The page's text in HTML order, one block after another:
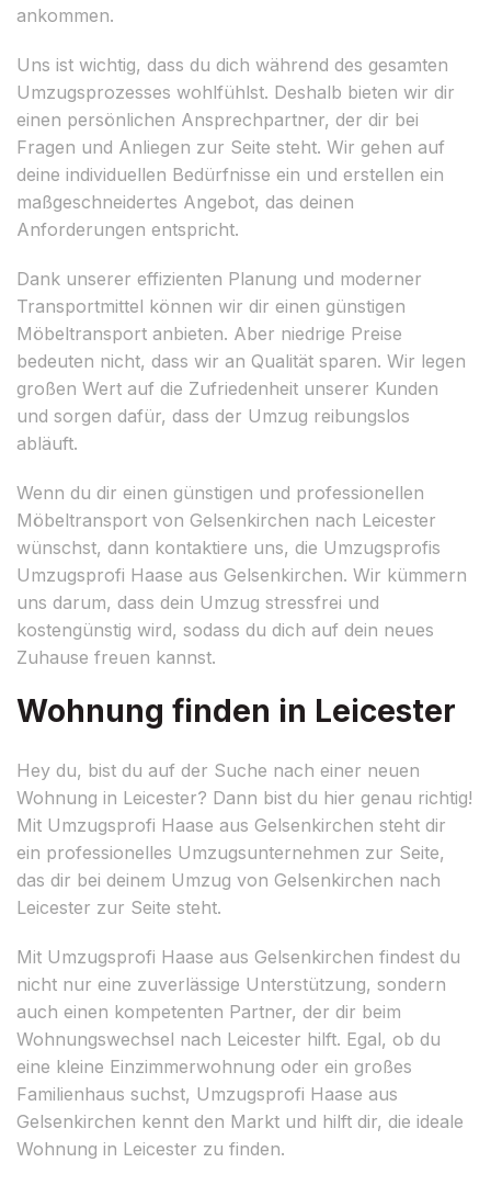
ankommen.
Uns ist wichtig, dass du dich während des gesamten
Umzugsprozesses wohlfühlst. Deshalb bieten wir dir
einen persönlichen Ansprechpartner, der dir bei
Fragen und Anliegen zur Seite steht. Wir gehen auf
deine individuellen Bedürfnisse ein und erstellen ein
maßgeschneidertes Angebot, das deinen
Anforderungen entspricht.
Dank unserer effizienten Planung und moderner
Transportmittel können wir dir einen günstigen
Möbeltransport anbieten. Aber niedrige Preise
bedeuten nicht, dass wir an Qualität sparen. Wir legen
großen Wert auf die Zufriedenheit unserer Kunden
und sorgen dafür, dass der Umzug reibungslos
abläuft.
Wenn du dir einen günstigen und professionellen
Möbeltransport von Gelsenkirchen nach Leicester
wünschst, dann kontaktiere uns, die Umzugsprofis
Umzugsprofi Haase aus Gelsenkirchen. Wir kümmern
uns darum, dass dein Umzug stressfrei und
kostengünstig wird, sodass du dich auf dein neues
Zuhause freuen kannst.
Wohnung finden in Leicester
Hey du, bist du auf der Suche nach einer neuen
Wohnung in Leicester? Dann bist du hier genau richtig!
Mit Umzugsprofi Haase aus Gelsenkirchen steht dir
ein professionelles Umzugsunternehmen zur Seite,
das dir bei deinem Umzug von Gelsenkirchen nach
Leicester zur Seite steht.
Mit Umzugsprofi Haase aus Gelsenkirchen findest du
nicht nur eine zuverlässige Unterstützung, sondern
auch einen kompetenten Partner, der dir beim
Wohnungswechsel nach Leicester hilft. Egal, ob du
eine kleine Einzimmerwohnung oder ein großes
Familienhaus suchst, Umzugsprofi Haase aus
Gelsenkirchen kennt den Markt und hilft dir, die ideale
Wohnung in Leicester zu finden.